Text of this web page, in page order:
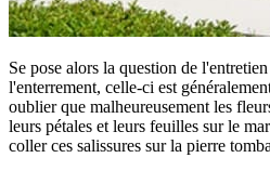
Se pose alors la question de
l'enterrement, celle-ci est
oublier que malheureusement les
leurs pétales et leurs feuilles sur le
coller ces salissures sur la pierre